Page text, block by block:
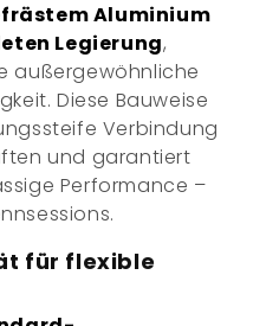
Aluminium
Legierung,
außergewöhnliche
Diese Bauweise
Verbindung
und garantiert
Performance –
für flexible